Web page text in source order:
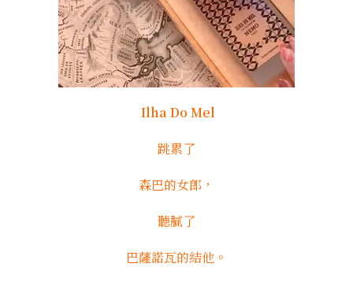
Ilha Do Mel
跳累了
森巴的女郎，
聽膩了
巴薩諾瓦的結他。